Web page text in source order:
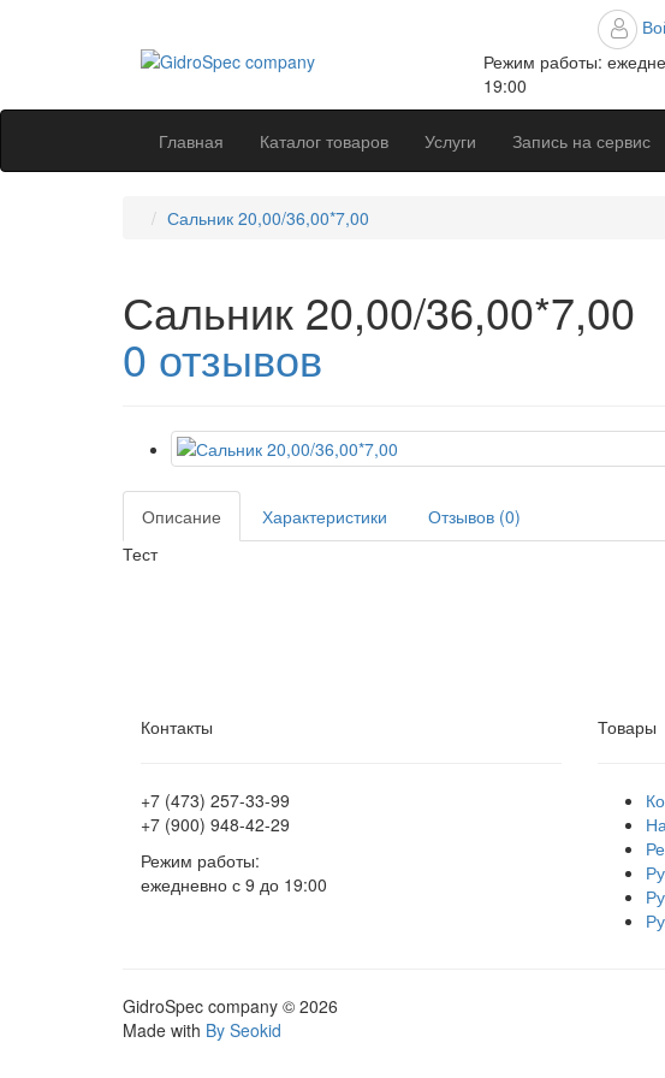
Режим работы:
19:00
Главная Каталог товаров Услуги Запись на сервис
Сальник 20,00/36,00*7,00
Сальник 20,00/36,00*7,00
0 отзывов
Описание Характеристики
Отзывов (0)
Тест
Контакты
+7 (473) 257-33-99
+7 (900) 948-42-29
Режим работы:
ежедневно с 9 до 19:00
Товары
GidroSpec company © 2026
Made with By Seokid